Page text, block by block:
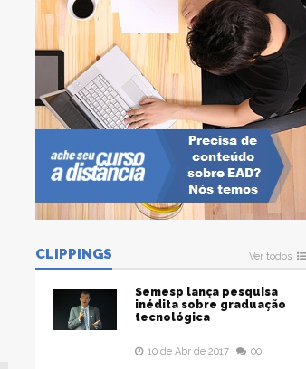
CLIPPINGS Ver todos
Semesp lança pesquisa
inédita sobre graduação
tecnológica
10 de Abr de 2017 00